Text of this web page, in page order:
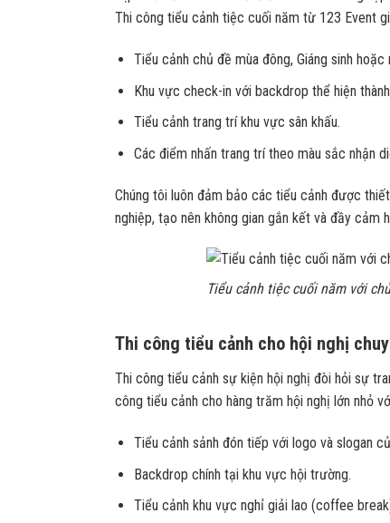
Thi công tiểu cảnh tiệc cuối năm từ 123 Event
Tiểu cảnh chủ đề mùa đông, Giáng sinh hoặc
Khu vực check-in với backdrop thể hiện
Tiểu cảnh trang trí khu vực sân khấu.
Các điểm nhấn trang trí theo màu sắc nhận
Chúng tôi luôn đảm bảo các tiểu cảnh được
nghiệp, tạo nên không gian gắn kết và đầy cảm
Tiểu cảnh tiệc cuối năm với
Thi công tiểu cảnh cho hội nghị
Thi công tiểu cảnh sự kiện hội nghị đòi hỏi sự
công tiểu cảnh cho hàng trăm hội nghị lớn nhỏ
Tiểu cảnh sảnh đón tiếp với logo và slogan
Backdrop chính tại khu vực hội trường.
Tiểu cảnh khu vực nghỉ giải lao (coffee